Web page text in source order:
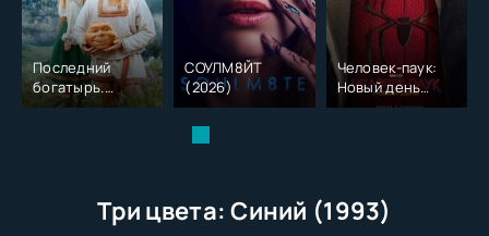
Последний
богатырь.
Колобок (2026)
СОУЛМ8ЙТ
(2026)
Человек-паук:
Новый день
(2026)
Три цвета: Синий (1993)